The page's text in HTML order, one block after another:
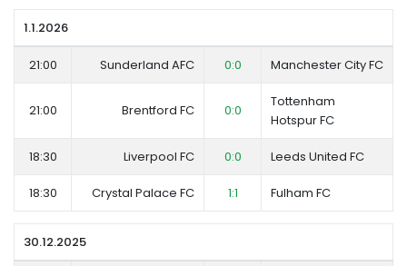
1.1.2026
21:00 Sunderland AFC 0:0 Manchester City FC
21:00 Brentford FC 0:0
Tottenham
Hotspur FC
18:30 Liverpool FC 0:0 Leeds United FC
18:30 Crystal Palace FC 1:1 Fulham FC
30.12.2025